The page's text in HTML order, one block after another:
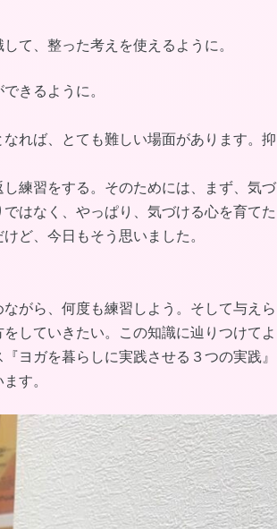
て、整った考えを使えるように。
きるように。
れば、とても難しい場面があります。抑
練習をする。そのためには、まず、気づ
はなく、やっぱり、気づける心を育てた
ど、今日もそう思いました。
がら、何度も練習しよう。そして与えら
していきたい。この知識に辿りつけてよ
ヨガを暮らしに実践させる３つの実践』
す。